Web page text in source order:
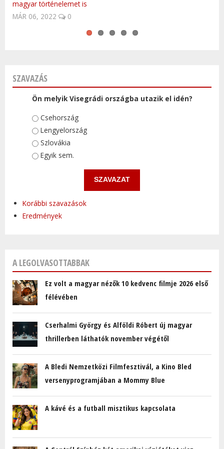
magyar történelemet is
MÁR 06, 2022
0
JAN 10, 2016
0
2012) LIVE
SZAVAZÁS
Ön melyik Visegrádi országba utazik el idén?
Választások
Csehország
Lengyelország
Szlovákia
Egyik sem.
Korábbi szavazások
Eredmények
A LEGOLVASOTTABBAK
Ez volt a magyar nézők 10 kedvenc filmje 2026 első
félévében
Cserhalmi György és Alföldi Róbert új magyar
thrillerben láthatók november végétől
A Bledi Nemzetközi Filmfesztivál, a Kino Bled
versenyprogramjában a Mommy Blue
A kávé és a futball misztikus kapcsolata